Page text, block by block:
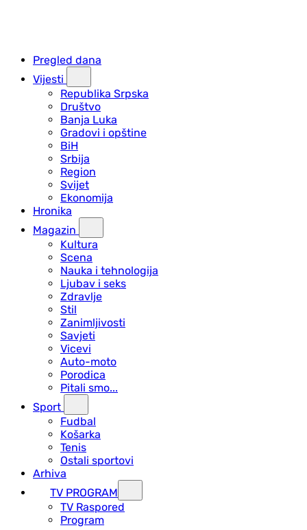
Pregled dana
Vijesti
Republika Srpska
Društvo
Banja Luka
Gradovi i opštine
BiH
Srbija
Region
Svijet
Ekonomija
Hronika
Magazin
Kultura
Scena
Nauka i tehnologija
Ljubav i seks
Zdravlje
Stil
Zanimljivosti
Savjeti
Vicevi
Auto-moto
Porodica
Pitali smo...
Sport
Fudbal
Košarka
Tenis
Ostali sportovi
Arhiva
TV PROGRAM
ТV Raspored
Program